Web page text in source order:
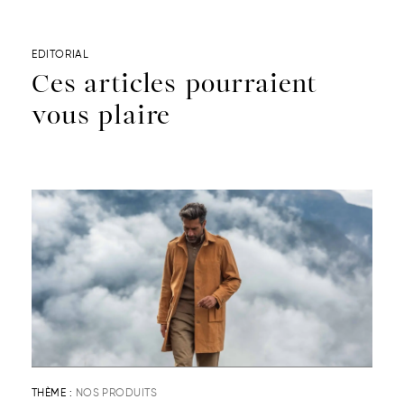
EDITORIAL
Ces articles pourraient
vous plaire
THÈME : NOS PRODUITS